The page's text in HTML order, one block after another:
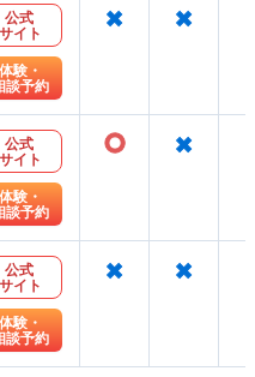
公式
サイト
体験・
談予約
× ×
公式
サイト
体験・
談予約
○ ×
公式
サイト
体験・
談予約
× ×